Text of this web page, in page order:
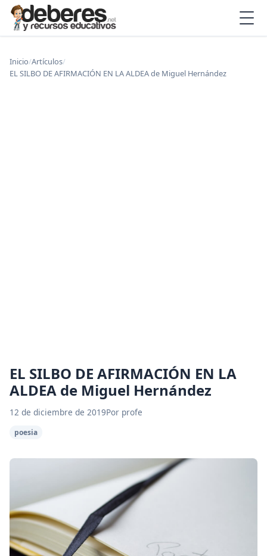
Inicio/Artículos/
EL SILBO DE AFIRMACIÓN EN LA ALDEA de Miguel Hernández
EL SILBO DE AFIRMACIÓN EN LA
ALDEA de Miguel Hernández
12 de diciembre de 2019Por profe
poesia